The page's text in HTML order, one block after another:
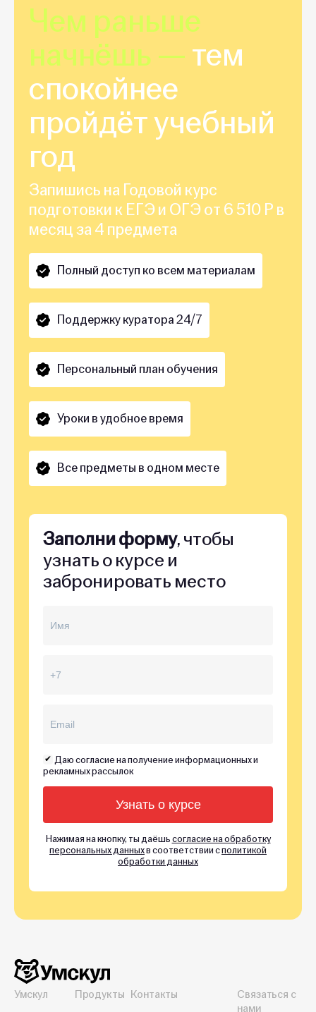
Чем раньше
начнёшь — тем
спокойнее
пройдёт учебный
год
Запишись на Годовой курс
подготовки к ЕГЭ и ОГЭ от 6 510 Р в
месяц за 4 предмета
Полный доступ ко всем материалам
Поддержку куратора 24/7
Персональный план обучения
Уроки в удобное время
Все предметы в одном месте
Заполни форму, чтобы
узнать о курсе и
забронировать место
Даю согласие на получение информационных и
рекламных рассылок
Нажимая на кнопку, ты даёшьсогласие на обработку
персональных данныхв соответствии сполитикой
обработки данных
Умскул Продукты Контакты
Связаться с
нами